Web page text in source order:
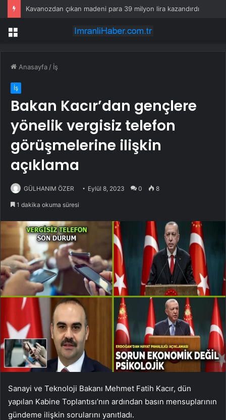
Kavanozdan çıkan madeni para 39 milyon lira kazandırdı
Menü
Anasayfa / İş
İş
Bakan Kacır’dan gençlere
yönelik vergisiz telefon
görüşmelerine ilişkin
açıklama
GÜLHANIM ÖZER Eylül 8, 2023 0 8
1 dakika okuma süresi
Sanayi ve Teknoloji Bakanı Mehmet Fatih Kacır, dün
yapılan Kabine Toplantısı’nın ardından basın mensuplarının
gündeme ilişkin sorularını yanıtladı.